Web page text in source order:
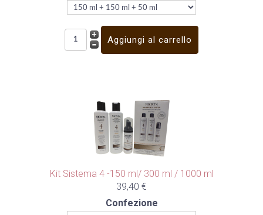
Kit Sistema 4 -150 ml/ 300 ml / 1000 ml
39,40 €
Confezione